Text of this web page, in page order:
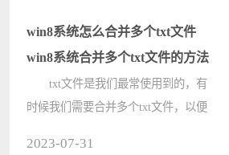
win8安装程序不能验证update.inf的解
决方????
win8系统怎么合并多个txt文件
win8系统合并多个txt文件的方法
txt文件是我们最常使用到的，有
时候我们需要合并多个txt文件，以便
2023-07-31